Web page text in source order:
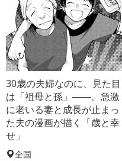
30歳の夫婦なのに、見た目
は「祖母と孫」――。急激
に老いる妻と成長が止まっ
た夫の漫画が描く「歳と幸
せ」
全国